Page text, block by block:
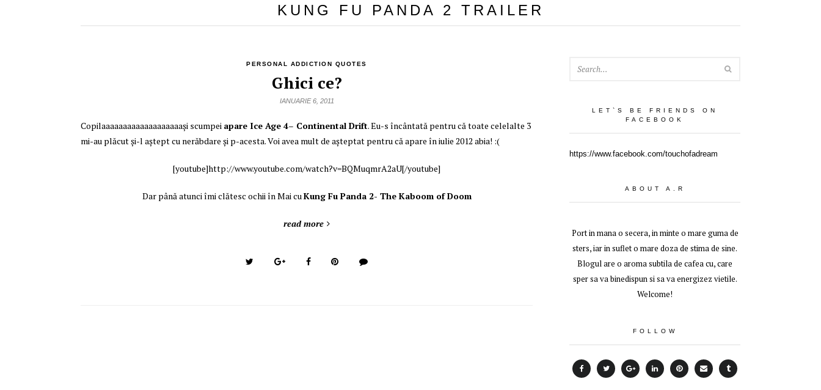
KUNG FU PANDA 2 TRAILER
PERSONAL ADDICTION QUOTES
Ghici ce?
IANUARIE 6, 2011
Copilaaaaaaaaaaaaaaaaaaaşi scumpei apare Ice Age 4– Continental Drift. Eu-s încântată pentru că toate celelalte 3
mi-au plăcut şi-l aştept cu nerăbdare şi p-acesta. Voi avea mult de aşteptat pentru că apare în iulie 2012 abia! :(
[youtube]http://www.youtube.com/watch?v=BQMuqmrA2aU[/youtube]
Dar până atunci îmi clătesc ochii în Mai cuKung Fu Panda 2- The Kaboom of Doom
read more
LET`S BE FRIENDS ON
FACEBOOK
https://www.facebook.com/touchofadream
ABOUT A.R
Port in mana o secera, in minte o mare guma de
sters, iar in suflet o mare doza de stima de sine.
Blogul are o aroma subtila de cafea cu, care
sper sa va binedispun si sa va energizez vietile.
Welcome!
FOLLOW